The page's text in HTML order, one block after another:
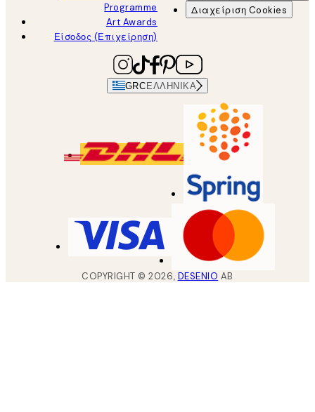
Programme
Art Awards
Είσοδος (Επιχείρηση)
Διαχείριση Cookies
GRCΕΛΛΗΝΙΚΆ
COPYRIGHT ©2026, DESENIO AB